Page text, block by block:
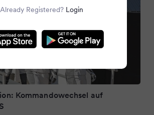
Kommandowechsel auf
Already Registered? Login